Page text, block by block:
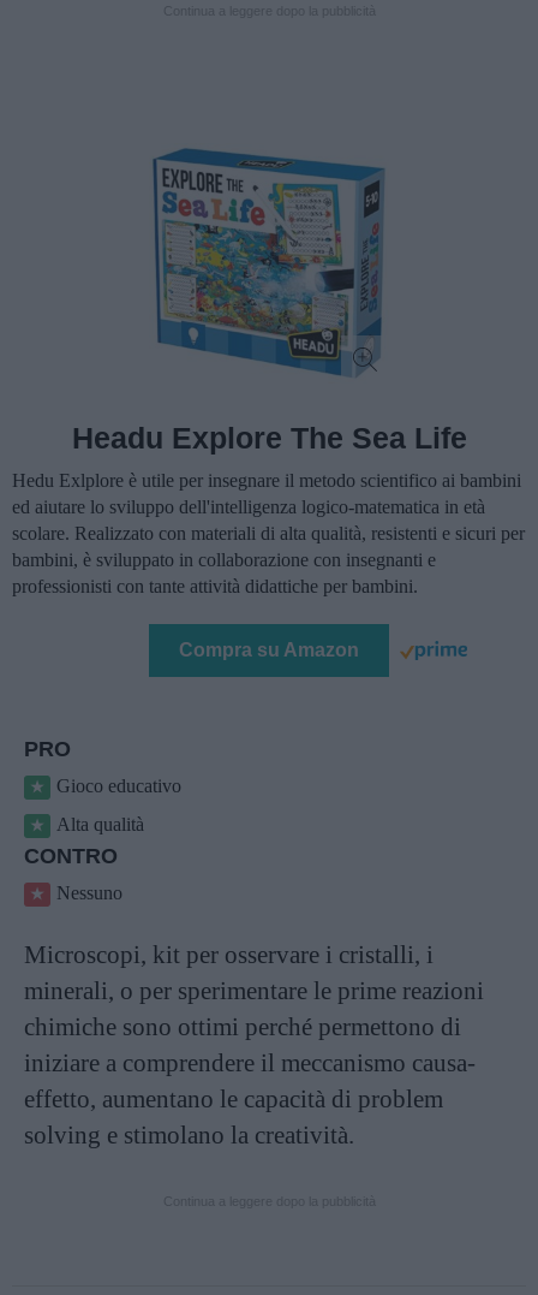
Headu Explore The Sea Life
Hedu Exlplore è utile per insegnare il metodo scientifico ai bambini
ed aiutare lo sviluppo dell'intelligenza logico-matematica in età
scolare. Realizzato con materiali di alta qualità, resistenti e sicuri per
bambini, è sviluppato in collaborazione con insegnanti e
professionisti con tante attività didattiche per bambini.
Compra su Amazon
PRO
Gioco educativo
Alta qualità
CONTRO
Nessuno
Microscopi, kit per osservare i cristalli, i
minerali, o per sperimentare le prime reazioni
chimiche sono ottimi perché permettono di
iniziare a comprendere il meccanismo causa-
effetto, aumentano le capacità di problem
solving e stimolano la creatività.